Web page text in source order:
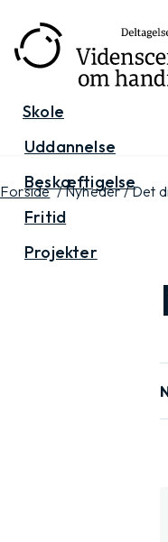
hovedindhold
Skole
Uddannelse
Beskæftigelse
Fritid
Projekter
Forside / Nyheder / Det